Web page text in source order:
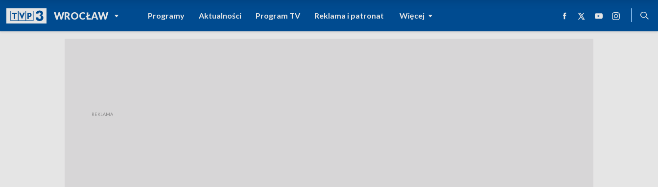
WROCŁAWPOWRÓT DO
TVP REGIONY
Programy Aktualności Program TV Reklama i patronat Więcej